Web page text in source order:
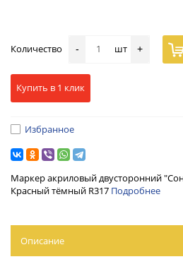
Количество - шт +
Купить в 1 клик
Избранное
Маркер акриловый двусторонний
Красный тёмный R317 Подробнее
Описание